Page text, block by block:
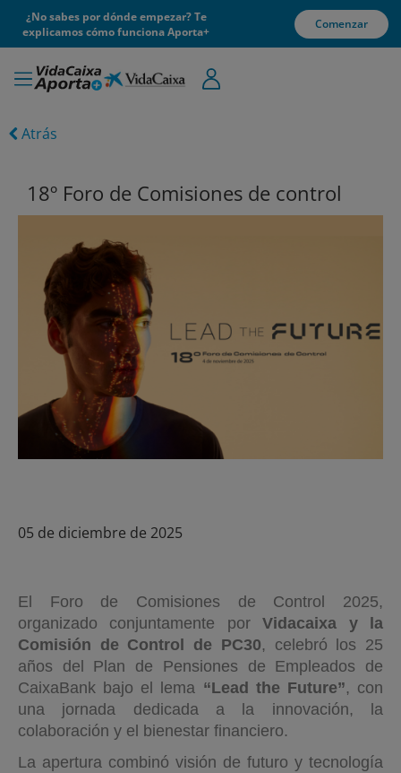
¿No sabes por dónde empezar? Te
explicamos cómo funciona Aporta+
Comenzar
Atrás
18º Foro de Comisiones de control
05 de diciembre de 2025
El Foro de Comisiones de Control 2025,
organizado conjuntamente porVidacaixa y la
Comisión de Control de PC30, celebró los 25
años del Plan de Pensiones de Empleados de
CaixaBank bajo el lema “Lead the Future”, con
una jornada dedicada a la innovación, la
colaboración y el bienestar financiero.
La apertura combinó visión de futuro y tecnología